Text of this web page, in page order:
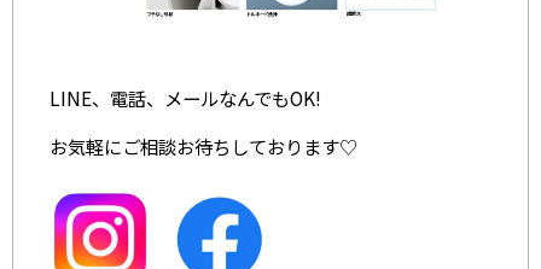
LINE、電話、メールなんでもOK!
お気軽にご相談お待ちしております♡